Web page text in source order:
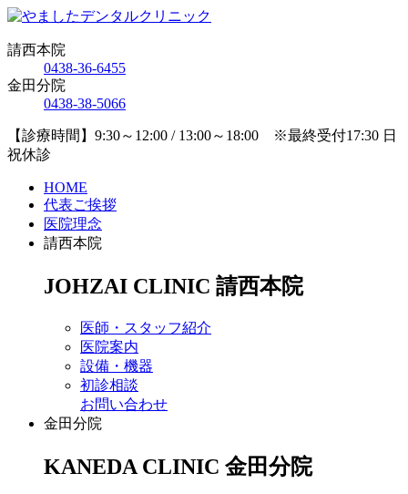
請西本院
0438-36-6455
金田分院
0438-38-5066
【診療時間】9:30～12:00 / 13:00～18:00 ※最終受付17:30 日
祝休診
HOME
代表ご挨拶
医院理念
請西本院
JOHZAI CLINIC 請西本院
医師・スタッフ紹介
医院案内
設備・機器
初診相談
お問い合わせ
金田分院
KANEDA CLINIC 金田分院